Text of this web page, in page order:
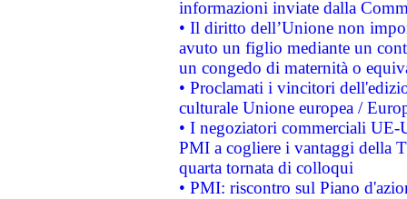
informazioni inviate dalla
• Il diritto dell’Unione non
avuto un figlio mediante un
un congedo di maternità o
• Proclamati i vincitori
culturale Unione europea /
• I negoziatori commerciali UE-
PMI a cogliere i vantaggi della
quarta tornata di colloqui
• PMI: riscontro sul Piano